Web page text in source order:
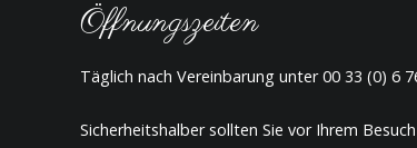
Öffnungszeiten
Täglich nach Vereinbarung unter 00 33 (0) 6
Sicherheitshalber sollten Sie vor Ihrem